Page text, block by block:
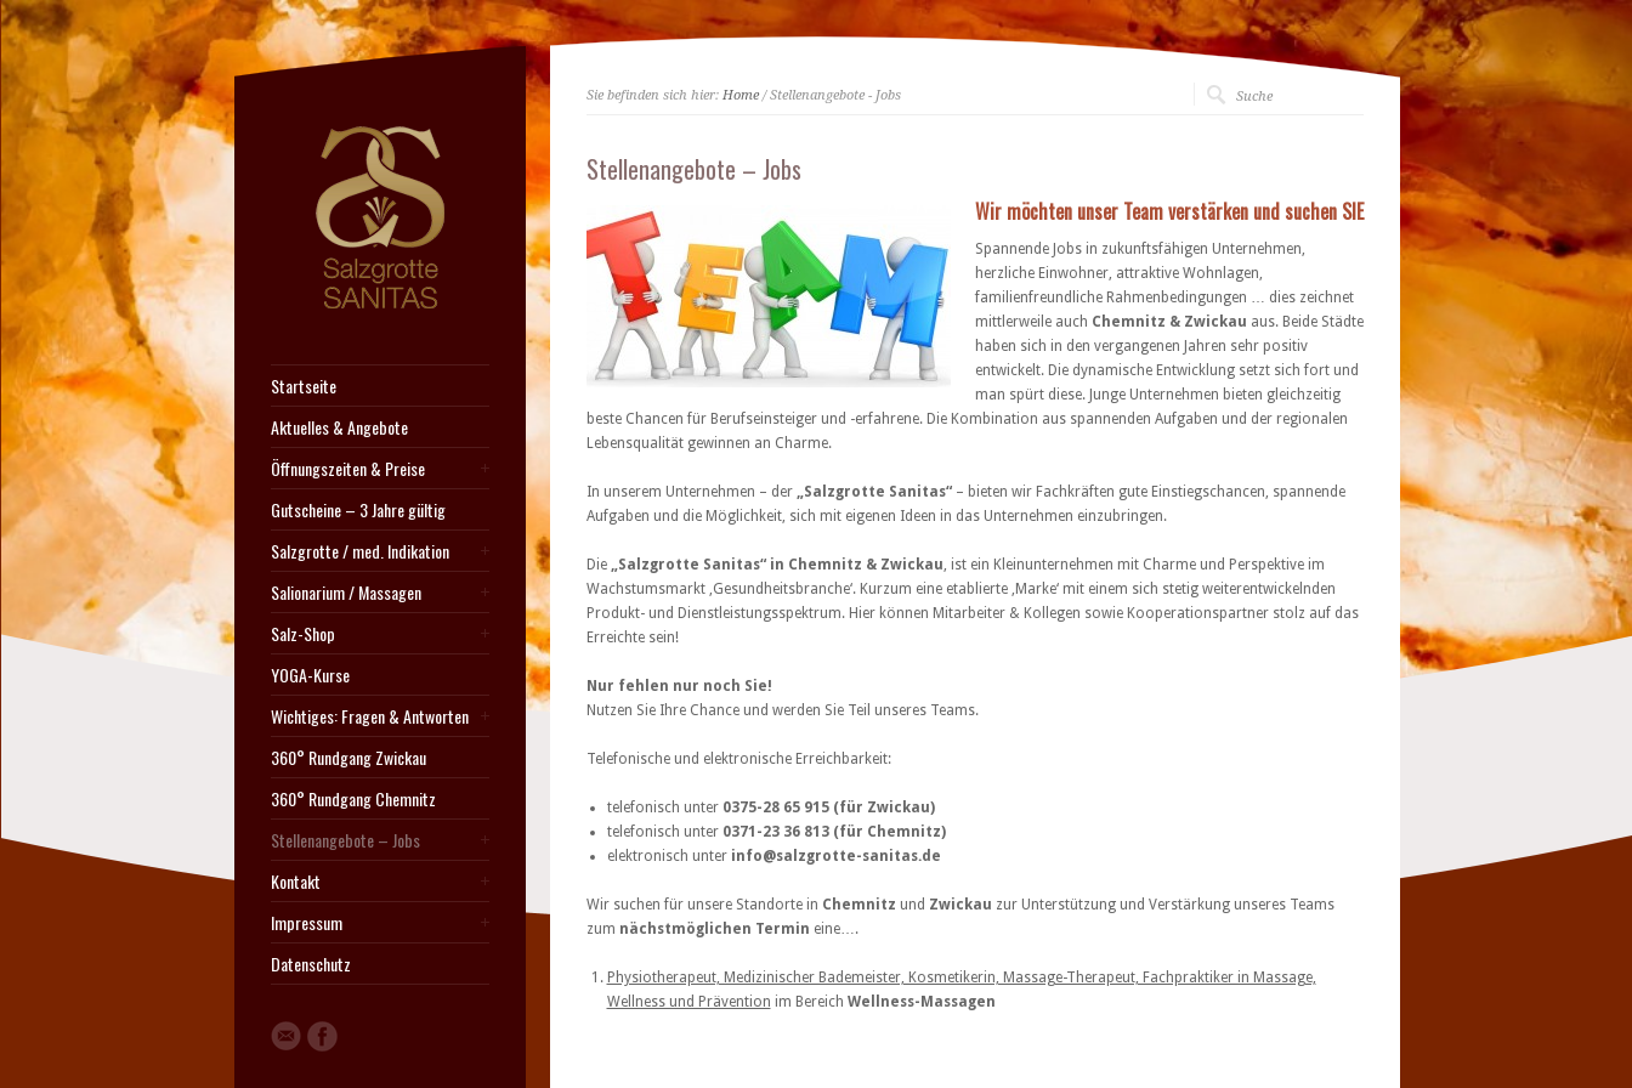
Sie befinden sich hier: Home/ Stellenangebote - Jobs
Stellenangebote – Jobs
Wir möchten unser Team verstärken und suchen SIE
Spannende Jobs in zukunftsfähigen Unternehmen,
herzliche Einwohner, attraktive Wohnlagen,
familienfreundliche Rahmenbedingungen … dies zeichnet
mittlerweile auch Chemnitz & Zwickau aus. Beide Städte
haben sich in den vergangenen Jahren sehr positiv
entwickelt. Die dynamische Entwicklung setzt sich fort und
man spürt diese. Junge Unternehmen bieten gleichzeitig
beste Chancen für Berufseinsteiger und -erfahrene. Die Kombination aus spannenden Aufgaben und der regionalen
Lebensqualität gewinnen an Charme.
In unserem Unternehmen – der„Salzgrotte Sanitas“– bieten wir Fachkräften gute Einstiegschancen, spannende
Aufgaben und die Möglichkeit, sich mit eigenen Ideen in das Unternehmen einzubringen.
Die „Salzgrotte Sanitas“ in Chemnitz & Zwickau, ist ein Kleinunternehmen mit Charme und Perspektive im
Wachstumsmarkt ‚Gesundheitsbranche‘. Kurzum eine etablierte ‚Marke‘ mit einem sich stetig weiterentwickelnden
Produkt- und Dienstleistungsspektrum. Hier können Mitarbeiter & Kollegen sowie Kooperationspartner stolz auf das
Erreichte sein!
Nur fehlen nur noch Sie!
Nutzen Sie Ihre Chance und werden Sie Teil unseres Teams.
Telefonische und elektronische Erreichbarkeit:
telefonisch unter 0375-28 65 915 (für Zwickau)
telefonisch unter 0371-23 36 813 (für Chemnitz)
elektronisch unter info@salzgrotte-sanitas.de
Wir suchen für unsere Standorte in Chemnitz und Zwickau zur Unterstützung und Verstärkung unseres Teams
zum nächstmöglichen Termin eine….
Physiotherapeut, Medizinischer Bademeister, Kosmetikerin, Massage-Therapeut, Fachpraktiker in Massage,
Wellness und Prävention im Bereich Wellness-Massagen
Startseite
Aktuelles & Angebote
Öffnungszeiten & Preise
Gutscheine – 3 Jahre gültig
Salzgrotte / med. Indikation
Salionarium / Massagen
Salz-Shop
YOGA-Kurse
Wichtiges: Fragen & Antworten
360° Rundgang Zwickau
360° Rundgang Chemnitz
Stellenangebote – Jobs
Kontakt
Impressum
Datenschutz